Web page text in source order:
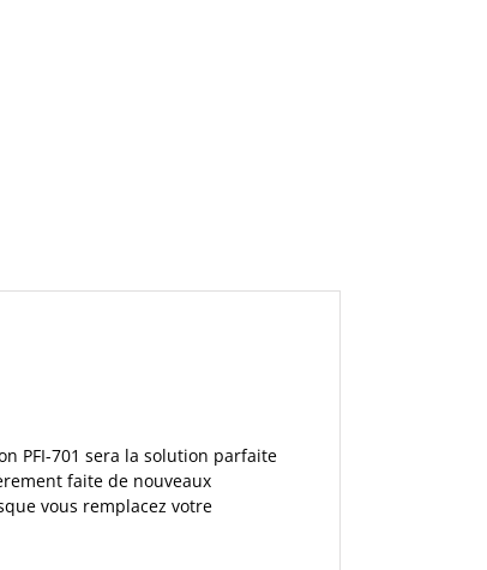
PFI-701 sera la solution parfaite
faite de nouveaux
vous remplacez votre